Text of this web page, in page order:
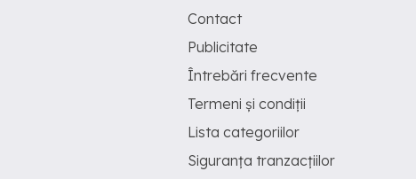
Contact
Publicitate
Întrebări frecvente
Termeni și condiții
Lista categoriilor
Siguranța tranzacțiilor